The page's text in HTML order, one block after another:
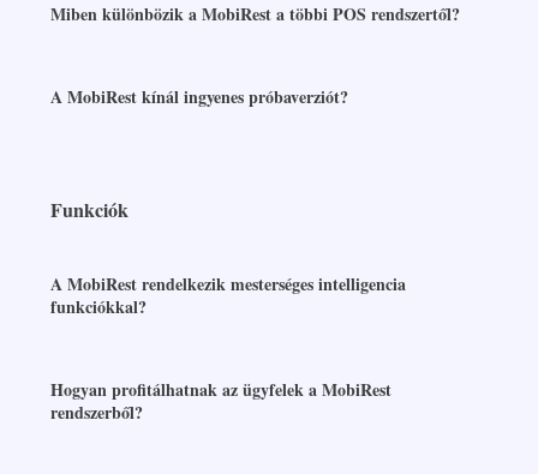
Miben különbözik a MobiRest a többi POS rendszertől?
A MobiRest kínál ingyenes próbaverziót?
Funkciók
A MobiRest rendelkezik mesterséges intelligencia
funkciókkal?
Hogyan profitálhatnak az ügyfelek a MobiRest
rendszerből?